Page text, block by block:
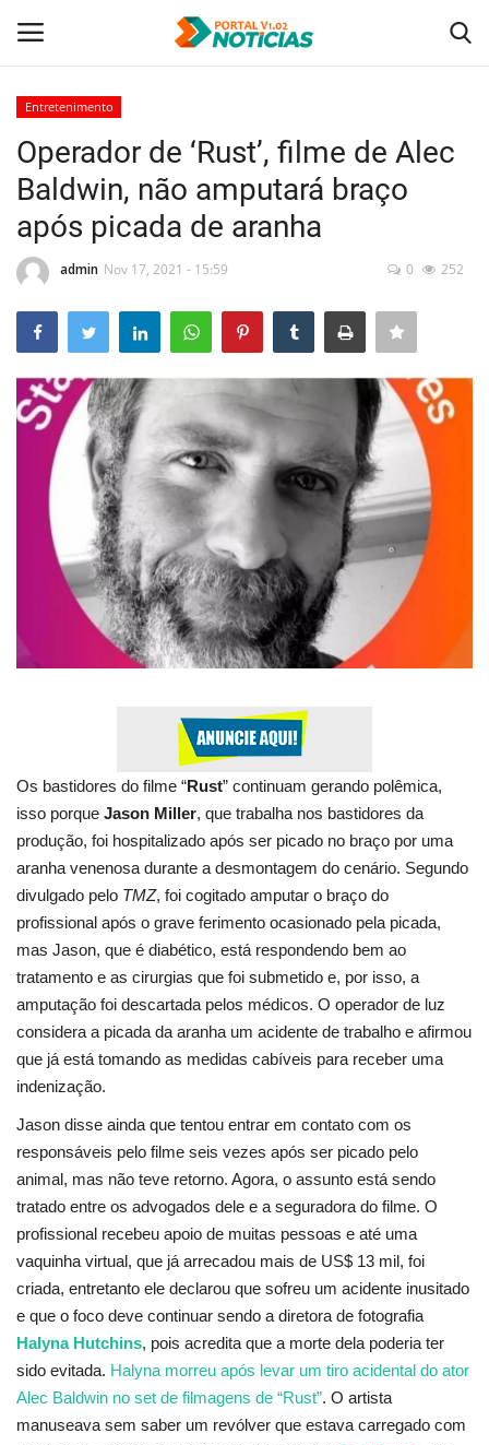
Home
Tecnologia
Politica
Entretenimento
Economia
Esportes
Contato
Galeria
Entretenimento
Operador de ‘Rust’, filme de Alec
Baldwin, não amputará braço
após picada de aranha
admin Nov 17, 2021 - 15:59 0 252
Os bastidores do filme “Rust” continuam gerando polêmica,
isso porque Jason Miller, que trabalha nos bastidores da
produção, foi hospitalizado após ser picado no braço por uma
aranha venenosa durante a desmontagem do cenário. Segundo
divulgado pelo TMZ, foi cogitado amputar o braço do
profissional após o grave ferimento ocasionado pela picada,
mas Jason, que é diabético, está respondendo bem ao
tratamento e as cirurgias que foi submetido e, por isso, a
amputação foi descartada pelos médicos. O operador de luz
considera a picada da aranha um acidente de trabalho e afirmou
que já está tomando as medidas cabíveis para receber uma
indenização.
Jason disse ainda que tentou entrar em contato com os
responsáveis pelo filme seis vezes após ser picado pelo
animal, mas não teve retorno. Agora, o assunto está sendo
tratado entre os advogados dele e a seguradora do filme. O
profissional recebeu apoio de muitas pessoas e até uma
vaquinha virtual, que já arrecadou mais de US$ 13 mil, foi
criada, entretanto ele declarou que sofreu um acidente inusitado
e que o foco deve continuar sendo a diretora de fotografia
Halyna Hutchins, pois acredita que a morte dela poderia ter
sido evitada. Halyna morreu após levar um tiro acidental do ator
Alec Baldwin no set de filmagens de “Rust”. O artista
manuseava sem saber um revólver que estava carregado com